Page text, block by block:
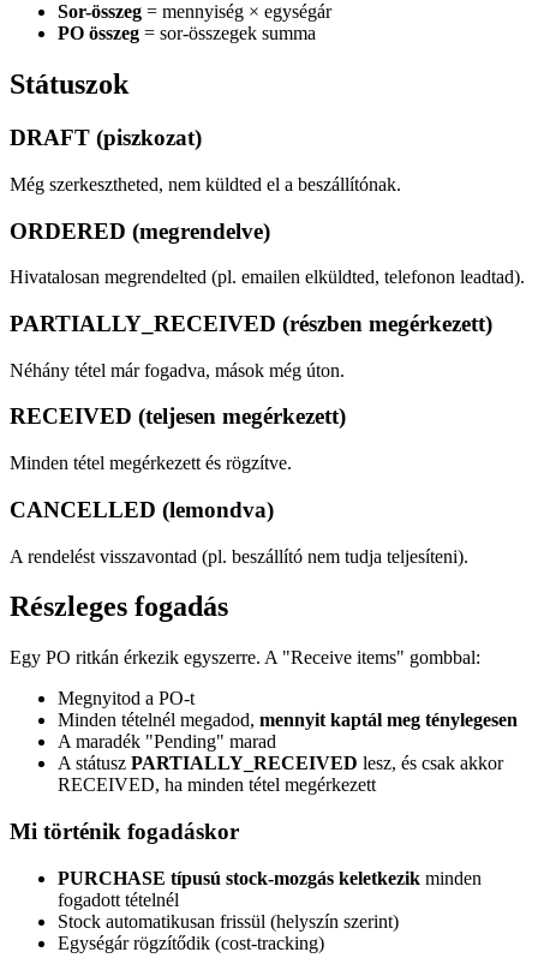
Sor-összeg = mennyiség × egységár
PO összeg = sor-összegek summa
Státuszok
DRAFT (piszkozat)
Még szerkesztheted, nem küldted el a beszállítónak.
ORDERED (megrendelve)
Hivatalosan megrendelted (pl. emailen elküldted, telefonon leadtad).
PARTIALLY_RECEIVED (részben megérkezett)
Néhány tétel már fogadva, mások még úton.
RECEIVED (teljesen megérkezett)
Minden tétel megérkezett és rögzítve.
CANCELLED (lemondva)
A rendelést visszavontad (pl. beszállító nem tudja teljesíteni).
Részleges fogadás
Egy PO ritkán érkezik egyszerre. A "Receive items" gombbal:
Megnyitod a PO-t
Minden tételnél megadod, mennyit kaptál meg ténylegesen
A maradék "Pending" marad
A státusz PARTIALLY_RECEIVED lesz, és csak akkor
RECEIVED, ha minden tétel megérkezett
Mi történik fogadáskor
PURCHASE típusú stock-mozgás keletkezik minden
fogadott tételnél
Stock automatikusan frissül (helyszín szerint)
Egységár rögzítődik (cost-tracking)